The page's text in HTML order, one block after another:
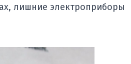
лишние электроприборы